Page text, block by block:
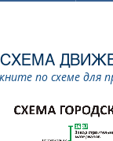
СХЕМА
по схеме для